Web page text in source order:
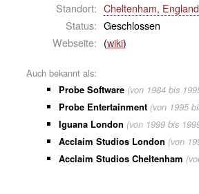
Standort: Cheltenham, England
Status: Geschlossen
Webseite: (wiki)
Auch bekannt als:
Probe Software (von 1984 bis
Probe Entertainment (von 1995
Iguana London (von 1999 bis
Acclaim Studios London (von
Acclaim Studios Cheltenham